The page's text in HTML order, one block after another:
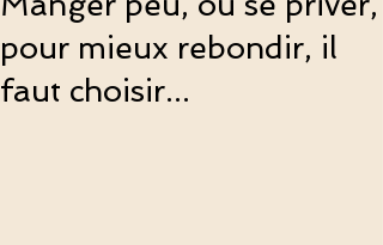
pour mieux rebondir, il
faut choisir...